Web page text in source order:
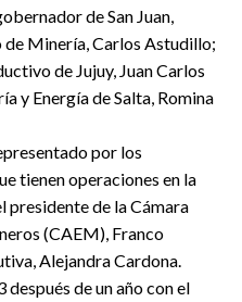
de San Juan,
Minería, Carlos Astudillo;
de Jujuy, Juan Carlos
y Energía de Salta, Romina
por los
tienen operaciones en la
presidente de la Cámara
(CAEM), Franco
Alejandra Cardona.
de un año con el